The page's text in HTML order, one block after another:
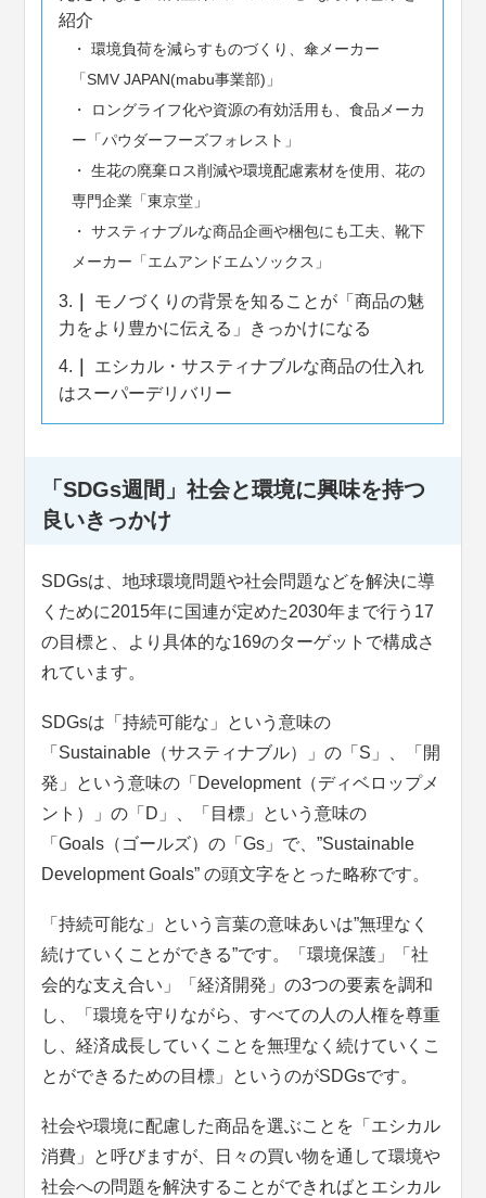
紹介
環境負荷を減らすものづくり、傘メーカー
「SMV JAPAN(mabu事業部)」
ロングライフ化や資源の有効活用も、食品メーカ
ー「パウダーフーズフォレスト」
生花の廃棄ロス削減や環境配慮素材を使用、花の
専門企業「東京堂」
サスティナブルな商品企画や梱包にも工夫、靴下
メーカー「エムアンドエムソックス」
3.
モノづくりの背景を知ることが「商品の魅
力をより豊かに伝える」きっかけになる
4.
エシカル・サスティナブルな商品の仕入れ
はスーパーデリバリー
「SDGs週間」社会と環境に興味を持つ
良いきっかけ
SDGsは、地球環境問題や社会問題などを解決に導
くために2015年に国連が定めた2030年まで行う17
の目標と、より具体的な169のターゲットで構成さ
れています。
SDGsは「持続可能な」という意味の
「Sustainable（サスティナブル）」の「S」、「開
発」という意味の「Development（ディベロップメ
ント）」の「D」、「目標」という意味の
「Goals（ゴールズ）の「Gs」で、”Sustainable
Development Goals” の頭文字をとった略称です。
「持続可能な」という言葉の意味あいは”無理なく
続けていくことができる”です。「環境保護」「社
会的な支え合い」「経済開発」の3つの要素を調和
し、「環境を守りながら、すべての人の人権を尊重
し、経済成長していくことを無理なく続けていくこ
とができるための目標」というのがSDGsです。
社会や環境に配慮した商品を選ぶことを「エシカル
消費」と呼びますが、日々の買い物を通して環境や
社会への問題を解決することができればとエシカル